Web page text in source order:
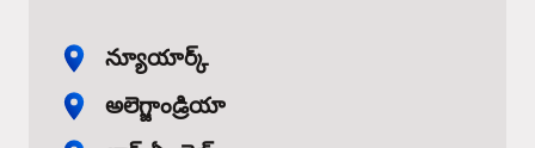
న్యూయార్క్
అలెగ్జాండ్రియా